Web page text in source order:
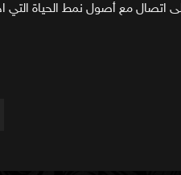
اتصال مع أصول نمط الحياة